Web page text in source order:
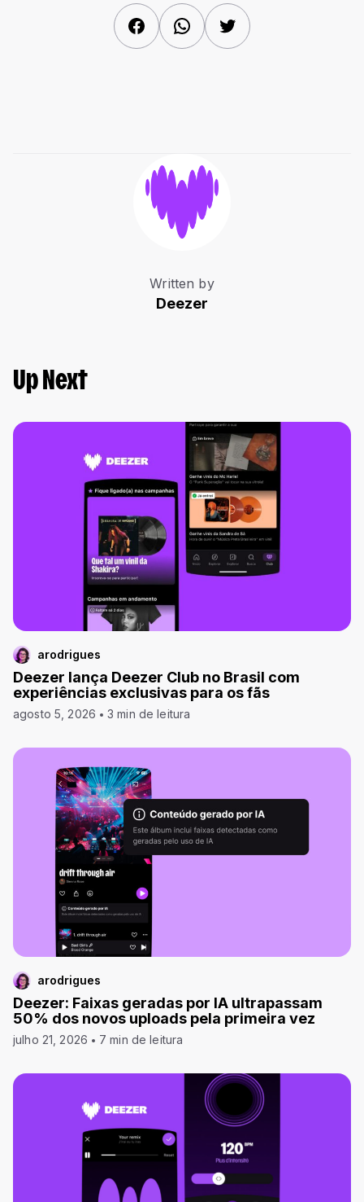
FacebookWhatsAppTwitter
Written by
Deezer
Up Next
arodrigues
Deezer lança Deezer Club no Brasil com
experiências exclusivas para os fãs
agosto 5, 2026 3 min de leitura
arodrigues
Deezer: Faixas geradas por IA ultrapassam
50% dos novos uploads pela primeira vez
julho 21, 2026 7 min de leitura